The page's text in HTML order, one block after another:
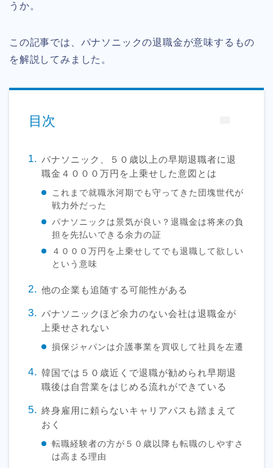
うか。
この記事では、パナソニックの退職金が意味するもの
を解説してみました。
目次
パナソニック、５０歳以上の早期退職者に退
職金４０００万円を上乗せした意図とは
これまで就職氷河期でも守ってきた団塊世代が
戦力外だった
パナソニックは景気が良い？退職金は将来の負
担を先払いできる余力の証
４０００万円を上乗せしてでも退職して欲しい
という意味
他の企業も追随する可能性がある
パナソニックほど余力のない会社は退職金が
上乗せされない
損保ジャパンは介護事業を買収して社員を左遷
韓国では５０歳近くで退職が勧められ早期退
職後は自営業をはじめる流れができている
終身雇用に頼らないキャリアパスも踏まえて
おく
転職経験者の方が５０歳以降も転職のしやすさ
は高まる理由